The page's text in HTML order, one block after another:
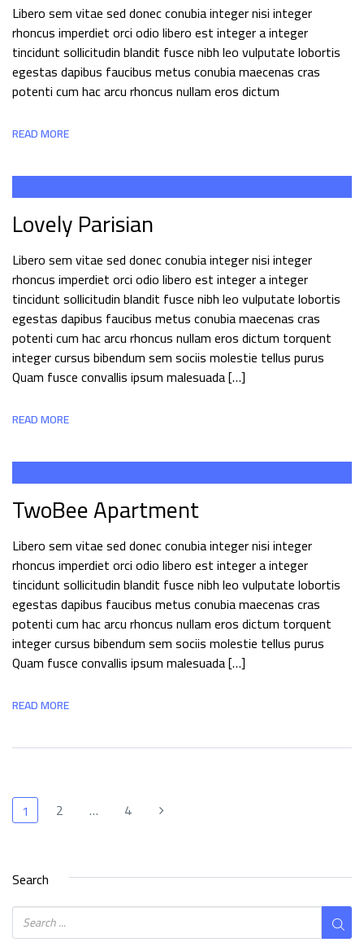
Libero sem vitae sed donec conubia integer nisi integer
rhoncus imperdiet orci odio libero est integer a integer
tincidunt sollicitudin blandit fusce nibh leo vulputate lobortis
egestas dapibus faucibus metus conubia maecenas cras
potenti cum hac arcu rhoncus nullam eros dictum
READ MORE
Lovely Parisian
Libero sem vitae sed donec conubia integer nisi integer
rhoncus imperdiet orci odio libero est integer a integer
tincidunt sollicitudin blandit fusce nibh leo vulputate lobortis
egestas dapibus faucibus metus conubia maecenas cras
potenti cum hac arcu rhoncus nullam eros dictum torquent
integer cursus bibendum sem sociis molestie tellus purus
Quam fusce convallis ipsum malesuada […]
READ MORE
TwoBee Apartment
Libero sem vitae sed donec conubia integer nisi integer
rhoncus imperdiet orci odio libero est integer a integer
tincidunt sollicitudin blandit fusce nibh leo vulputate lobortis
egestas dapibus faucibus metus conubia maecenas cras
potenti cum hac arcu rhoncus nullam eros dictum torquent
integer cursus bibendum sem sociis molestie tellus purus
Quam fusce convallis ipsum malesuada […]
READ MORE
1 2 … 4
Search